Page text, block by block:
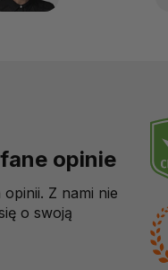
opinie
Z nami nie
o swoją